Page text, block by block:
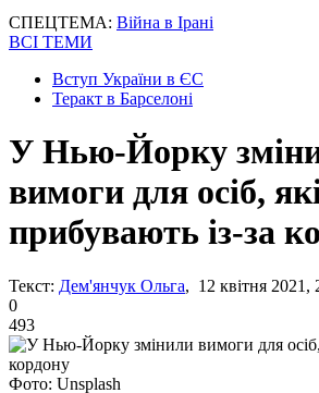
СПЕЦТЕМА: Війна в Ірані
ВСІ ТЕМИ
Вступ України в ЄС
Теракт в Барселоні
У Нью-Йорку
вимоги для осіб,
прибувають із-за
Текст: Дем'янчук Ольга, 12 квітня 2021,
0
493
Фото: Unsplash